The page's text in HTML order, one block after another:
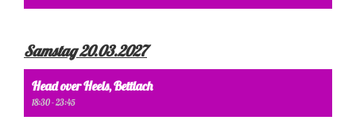
Samstag 20.03.2027
Head over Heels, Bettlach
18:30 - 23:45